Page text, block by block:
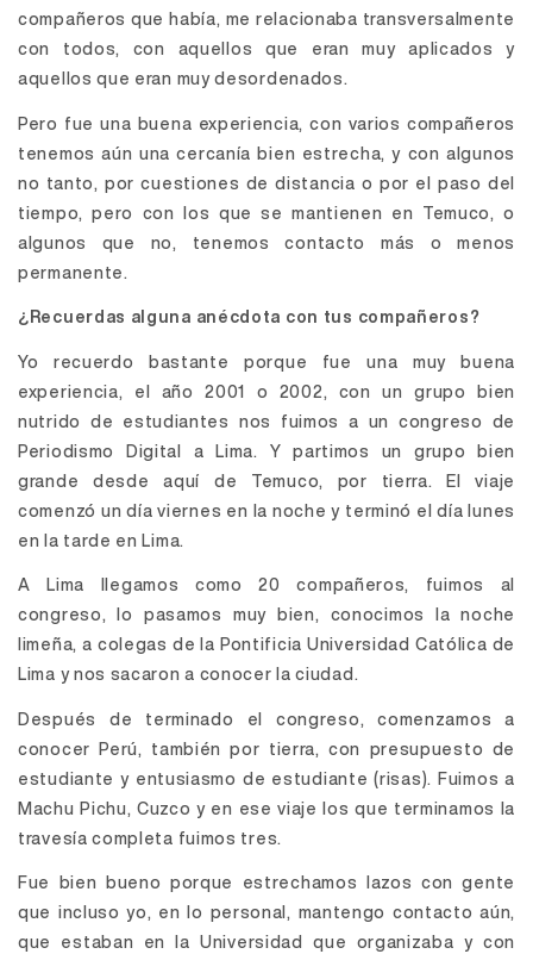
compañeros que había, me relacionaba transversalmente
con todos, con aquellos que eran muy aplicados y
aquellos que eran muy desordenados.
Pero fue una buena experiencia, con varios compañeros
tenemos aún una cercanía bien estrecha, y con algunos
no tanto, por cuestiones de distancia o por el paso del
tiempo, pero con los que se mantienen en Temuco, o
algunos que no, tenemos contacto más o menos
permanente.
¿Recuerdas alguna anécdota con tus compañeros?
Yo recuerdo bastante porque fue una muy buena
experiencia, el año 2001 o 2002, con un grupo bien
nutrido de estudiantes nos fuimos a un congreso de
Periodismo Digital a Lima. Y partimos un grupo bien
grande desde aquí de Temuco, por tierra. El viaje
comenzó un día viernes en la noche y terminó el día lunes
en la tarde en Lima.
A Lima llegamos como 20 compañeros, fuimos al
congreso, lo pasamos muy bien, conocimos la noche
limeña, a colegas de la Pontificia Universidad Católica de
Lima y nos sacaron a conocer la ciudad.
Después de terminado el congreso, comenzamos a
conocer Perú, también por tierra, con presupuesto de
estudiante y entusiasmo de estudiante (risas). Fuimos a
Machu Pichu, Cuzco y en ese viaje los que terminamos la
travesía completa fuimos tres.
Fue bien bueno porque estrechamos lazos con gente
que incluso yo, en lo personal, mantengo contacto aún,
que estaban en la Universidad que organizaba y con